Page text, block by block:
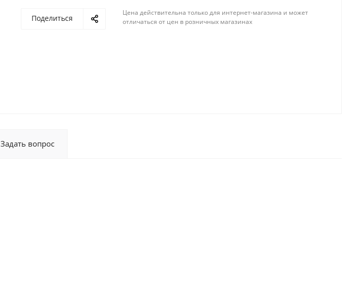
Поделиться
Цена действительна только для интернет-магазина и может
отличаться от цен в розничных магазинах
Задать вопрос